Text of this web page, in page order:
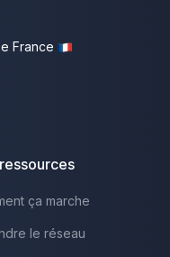
France
ça marche
le réseau